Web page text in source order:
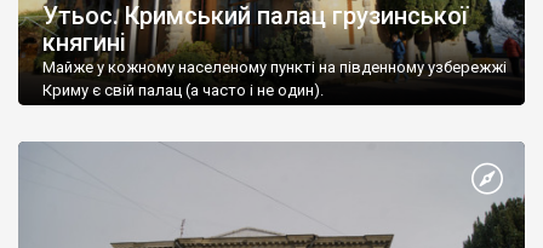
Утьос. Кримський палац грузинської
княгині
Майже у кожному населеному пункті на південному узбережжі
Криму є свій палац (а часто і не один).